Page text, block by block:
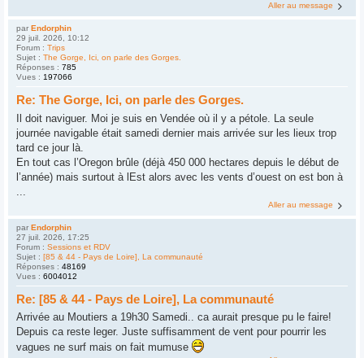
Aller au message
par Endorphin
29 juil. 2026, 10:12
Forum : Trips
Sujet : The Gorge, Ici, on parle des Gorges.
Réponses : 785
Vues : 197066
Re: The Gorge, Ici, on parle des Gorges.
Il doit naviguer. Moi je suis en Vendée où il y a pétole. La seule
journée navigable était samedi dernier mais arrivée sur les lieux trop
tard ce jour là.
En tout cas l’Oregon brûle (déjà 450 000 hectares depuis le début de
l’année) mais surtout à lEst alors avec les vents d’ouest on est bon à
Aller au message
par Endorphin
27 juil. 2026, 17:25
Forum : Sessions et RDV
Sujet : [85 & 44 - Pays de Loire], La communauté
Réponses : 48169
Vues : 6004012
Re: [85 & 44 - Pays de Loire], La communauté
Arrivée au Moutiers a 19h30 Samedi.. ca aurait presque pu le faire!
Depuis ca reste leger. Juste suffisamment de vent pour pourrir les
vagues ne surf mais on fait mumuse